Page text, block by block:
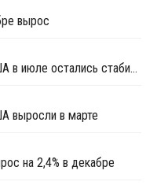
вырос
Контрактные цены пропилена в США в июле остались стабильными
выросли в марте
на 2,4% в декабре